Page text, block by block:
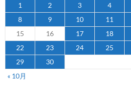
1
2 3 4
8
9 10 11
15
16 17 18
22
23 24 25
29
30
« 10月